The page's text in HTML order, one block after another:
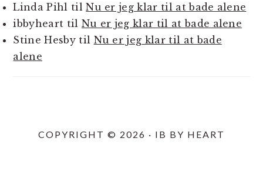
Linda Pihl tilNu er jeg klar til at bade alene
ibbyheart til Nu er jeg klar til at bade alene
Stine Hesbytil Nu er jeg klar til at bade
alene
COPYRIGHT © 2026 · IB BY HEART